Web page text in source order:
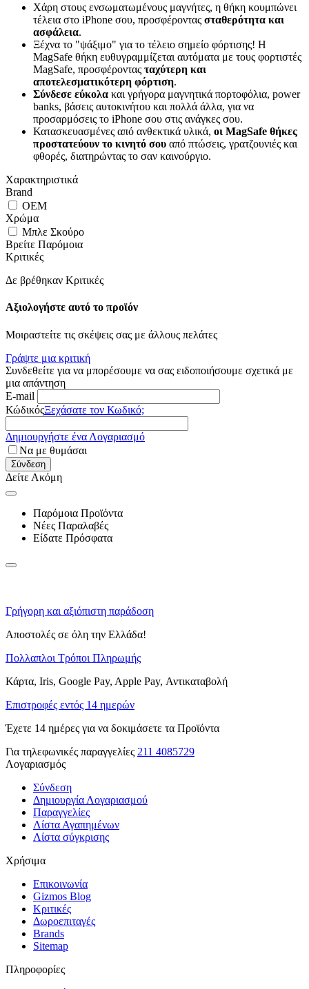
Χάρη στους ενσωματωμένους μαγνήτες, η θήκη κουμπώνει
τέλεια στο iPhone σου, προσφέροντας σταθερότητα και
ασφάλεια.
Ξέχνα το "ψάξιμο" για το τέλειο σημείο φόρτισης! Η
MagSafe θήκη ευθυγραμμίζεται αυτόματα με τους φορτιστές
MagSafe, προσφέροντας ταχύτερη και
αποτελεσματικότερη φόρτιση.
Σύνδεσε εύκολα και γρήγορα μαγνητικά πορτοφόλια, power
banks, βάσεις αυτοκινήτου και πολλά άλλα, για να
προσαρμόσεις το iPhone σου στις ανάγκες σου.
Κατασκευασμένες από ανθεκτικά υλικά, οι MagSafe θήκες
προστατεύουν το κινητό σου από πτώσεις, γρατζουνιές και
φθορές, διατηρώντας το σαν καινούργιο.
Χαρακτηριστικά
Brand
OEM
Χρώμα
Μπλε Σκούρο
Βρείτε Παρόμοια
Κριτικές
Δε βρέθηκαν Κριτικές
Αξιολογήστε αυτό το προϊόν
Μοιραστείτε τις σκέψεις σας με άλλους πελάτες
Γράψτε μια κριτική
Συνδεθείτε για να μπορέσουμε να σας ειδοποιήσουμε σχετικά με
μια απάντηση
E-mail
ΚώδικόςΞεχάσατε τον Κωδικό;
Δημιουργήστε ένα Λογαριασμό
Να με θυμάσαι
Σύνδεση
Δείτε Ακόμη
Παρόμοια Προϊόντα
Νέες Παραλαβές
Είδατε Πρόσφατα
Γρήγορη και αξιόπιστη παράδοση
Αποστολές σε όλη την Ελλάδα!
Πολλαπλοι Τρόποι Πληρωμής
Κάρτα, Iris, Google Pay, Apple Pay, Αντικαταβολή
Επιστροφές εντός 14 ημερών
Έχετε 14 ημέρες για να δοκιμάσετε τα Προϊόντα
Για τηλεφωνικές παραγγελίες 211 4085729
Λογαριασμός
Σύνδεση
Δημιουργία Λογαριασμού
Παραγγελίες
Λίστα Αγαπημένων
Λίστα σύγκρισης
Χρήσιμα
Επικοινωνία
Gizmos Blog
Κριτικές
Δωροεπιταγές
Brands
Sitemap
Πληροφορίες